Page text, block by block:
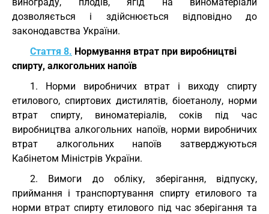
дозволяється і здійснюється відповідно до
законодавства України.
Стаття 8. Нормування втрат при виробництві
спирту, алкогольних напоїв
1. Норми виробничих втрат і виходу спирту
етилового, спиртових дистилятів, біоетанолу, норми
втрат спирту, виноматеріалів, соків під час
виробництва алкогольних напоїв, норми виробничих
втрат алкогольних напоїв затверджуються
Кабінетом Міністрів України.
2. Вимоги до обліку, зберігання, відпуску,
приймання і транспортування спирту етилового та
норми втрат спирту етилового під час зберігання та